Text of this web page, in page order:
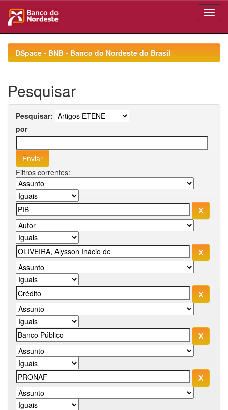
navigationDSpace - BNB - Banco do Nordeste do Brasil
Pesquisar
Pesquisar:
por
Filtros correntes: